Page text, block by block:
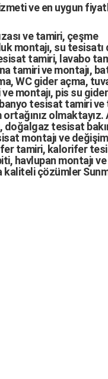
ve en uygun
ve tamiri, çeşme
montajı, su tesisatı
tamiri, lavabo
tamirivemontajı,
,WC gider açma,
ve montajı, pis su
banyo tesisat tamirive
olmaktayız.
doğalgaz tesisat
montajıve
tamiri, kalorifer
havlupan montajı
kaliteli çözümler